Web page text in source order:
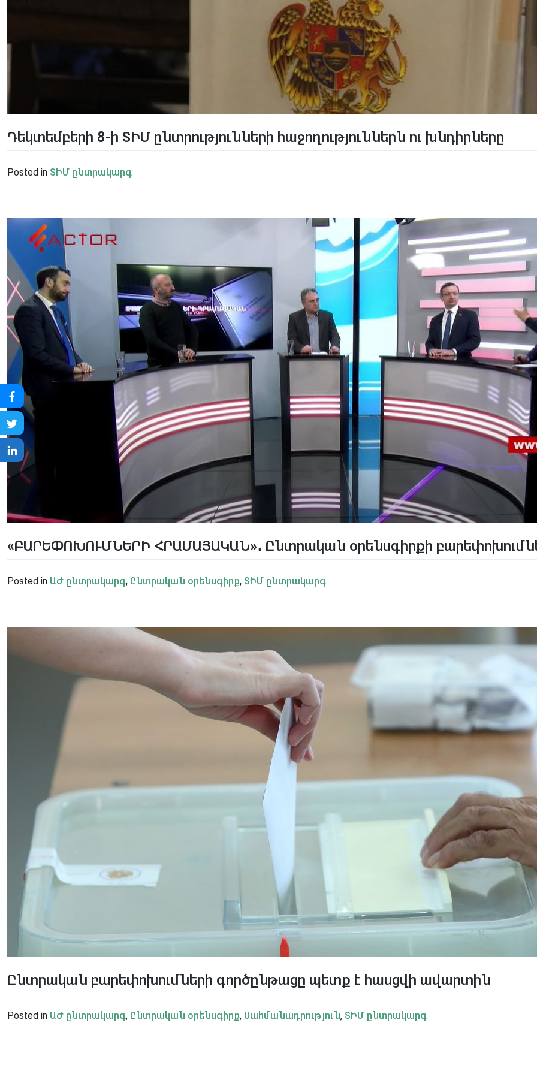
Դեկտեմբերի 8-ի ՏԻՄ ընտրությունների հաջողություններն ու խնդիրները
Posted in ՏԻՄ ընտրակարգ
«ԲԱՐԵՓՈԽՈՒՄՆԵՐԻ ՀՐԱՄԱՅԱԿԱՆ»․ Ընտրական օրենսգիրքի
Posted in ԱԺ ընտրակարգ, Ընտրական օրենսգիրք, ՏԻՄ ընտրակարգ
Ընտրական բարեփոխումների գործընթացը պետք է հասցվի ավարտին
Posted in ԱԺ ընտրակարգ Ընտրական օրենսգիրք Սահմանադրություն ՏԻՄ ընտրակարգ